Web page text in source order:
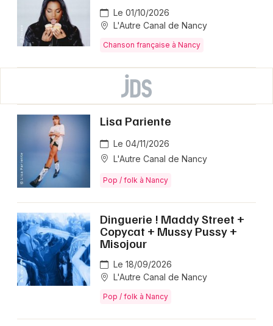
Le 01/10/2026
L'Autre Canal de Nancy
Chanson française à Nancy
Lisa Pariente
Le 04/11/2026
L'Autre Canal de Nancy
Pop / folk à Nancy
Dinguerie ! Maddy Street +
Copycat + Mussy Pussy +
Misojour
Le 18/09/2026
L'Autre Canal de Nancy
Pop / folk à Nancy